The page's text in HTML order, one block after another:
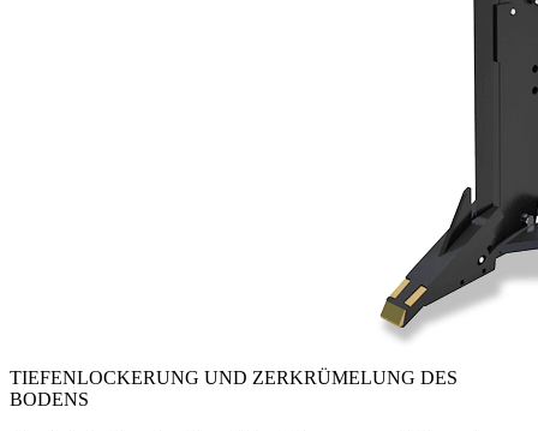
TIEFENLOCKERUNG UND ZERKRÜMELUNG DES
BODENS